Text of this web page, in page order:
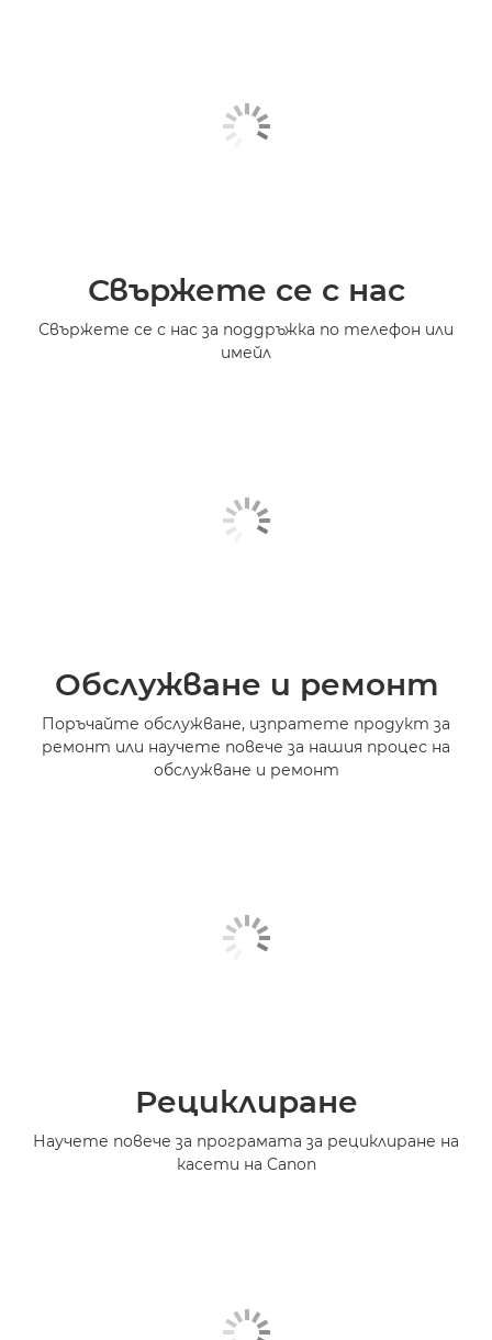
Свържете се с нас
Свържете се с нас за поддръжка по телефон или
имейл
Обслужване и ремонт
Поръчайте обслужване, изпратете продукт за
ремонт или научете повече за нашия процес на
обслужване и ремонт
Рециклиране
Научете повече за програмата за рециклиране на
касети на Canon